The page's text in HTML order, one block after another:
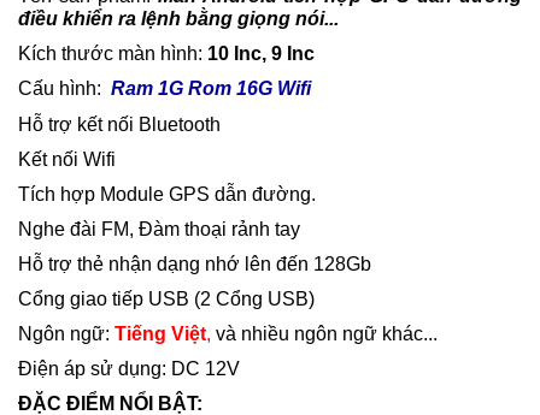
điều khiển ra lệnh bằng giọng nói...
Kích thước màn hình: 10 Inc, 9 Inc
Cấu hình: Ram 1G Rom 16G Wifi
Hỗ trợ kết nối Bluetooth
Kết nối Wifi
Tích hợp Module GPS dẫn đường.
Nghe đài FM, Đàm thoại rảnh tay
Hỗ trợ thẻ nhận dạng nhớ lên đến 128Gb
Cổng giao tiếp USB (2 Cổng USB)
Ngôn ngữ: Tiếng Việt, và nhiều ngôn ngữ khác...
Điện áp sử dụng: DC 12V
ĐẶC ĐIỂM NỔI BẬT: